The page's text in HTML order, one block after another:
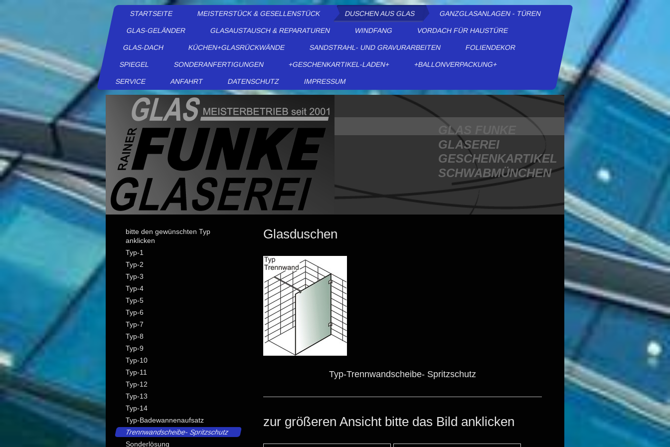
STARTSEITE MEISTERSTÜCK & GESELLENSTÜCK DUSCHEN AUS GLAS GANZGLASANLAGEN - TÜREN
GLAS-GELÄNDER GLASAUSTAUSCH & REPARATUREN WINDFANG VORDACH FÜR HAUSTÜRE
GLAS-DACH KÜCHEN+GLASRÜCKWÄNDE SANDSTRAHL- UND GRAVURARBEITEN FOLIENDEKOR
SPIEGEL SONDERANFERTIGUNGEN +GESCHENKARTIKEL-LADEN+ +BALLONVERPACKUNG+
SERVICE ANFAHRT DATENSCHUTZ IMPRESSUM
GLAS FUNKE
GLASEREI
GESCHENKARTIKEL
SCHWABMÜNCHEN
Glasduschen
Typ-Trennwandscheibe- Spritzschutz
zur größeren Ansicht bitte das Bild anklicken
bitte den gewünschten Typ
anklicken
Typ-1
Typ-2
Typ-3
Typ-4
Typ-5
Typ-6
Typ-7
Typ-8
Typ-9
Typ-10
Typ-11
Typ-12
Typ-13
Typ-14
Typ-Badewannenaufsatz
Trennwandscheibe- Spritzschutz
Sonderlösung